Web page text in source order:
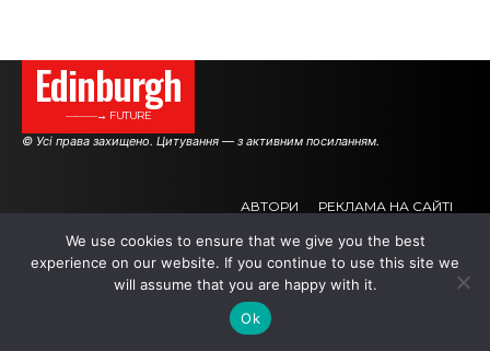
Edinburgh
———→ FUTURE
© Усі права захищено. Цитування — з активним посиланням.
АВТОРИ РЕКЛАМА НА САЙТІ
We use cookies to ensure that we give you the best
experience on our website. If you continue to use this site we
will assume that you are happy with it.
Ok